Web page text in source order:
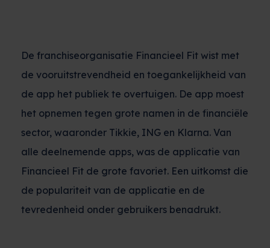
De franchiseorganisatie Financieel Fit wist met
de vooruitstrevendheid en toegankelijkheid van
de app het publiek te overtuigen. De app moest
het opnemen tegen grote namen in de financiële
sector, waaronder Tikkie, ING en Klarna. Van
alle deelnemende apps, was de applicatie van
Financieel Fit de grote favoriet. Een uitkomst die
de populariteit van de applicatie en de
tevredenheid onder gebruikers benadrukt.